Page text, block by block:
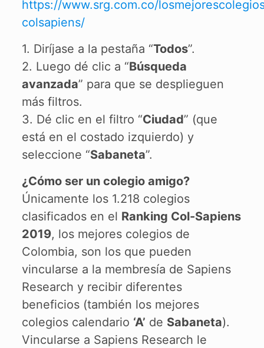
https://www.srg.com.co/
colsapiens/
1. Diríjase a la pestaña “Todos”.
2. Luego dé clic a “Búsqueda
avanzada” para que se desplieguen
más filtros.
3. Dé clic en el filtro “Ciudad” (que
está en el costado izquierdo) y
seleccione “Sabaneta”.
¿Cómo ser un colegio amigo?
Únicamente los 1.218 colegios
clasificados en el Ranking Col-Sapiens
2019, los mejores colegios de
Colombia, son los que pueden
vincularse a la membresía de Sapiens
Research y recibir diferentes
beneficios (también los mejores
colegios calendario ‘A’ de Sabaneta).
Vincularse a Sapiens Research le